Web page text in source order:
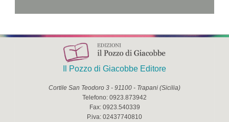
Il Pozzo di Giacobbe Editore
Cortile San Teodoro 3 - 91100 - Trapani (Sicilia)
Telefono: 0923.873942
Fax: 0923.540339
P.iva: 02437740810